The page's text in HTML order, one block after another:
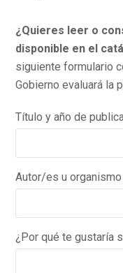
¿Quieres leer o
disponible en el
siguiente formulario
Gobierno evaluará la
Título y año de
Autor/es u
¿Por qué te gustaría